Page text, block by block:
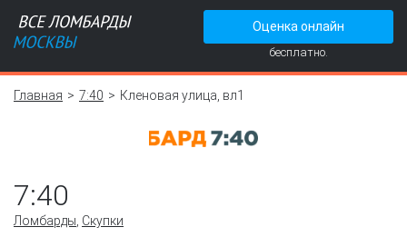
Оценка онлайн
бесплатно.
Главная 7:40 Кленовая улица, вл1
7:40
Ломбарды Скупки